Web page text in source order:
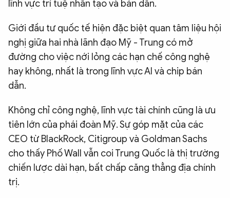
lĩnh vực trí tuệ nhân tạo và bán dẫn.
Giới đầu tư quốc tế hiện đặc biệt quan tâm liệu hội
nghị giữa hai nhà lãnh đạo Mỹ - Trung có mở
đường cho việc nới lỏng các hạn chế công nghệ
hay không, nhất là trong lĩnh vực AI và chip bán
dẫn.
Không chỉ công nghệ, lĩnh vực tài chính cũng là ưu
tiên lớn của phái đoàn Mỹ. Sự góp mặt của các
CEO từ BlackRock, Citigroup và Goldman Sachs
cho thấy Phố Wall vẫn coi Trung Quốc là thị trường
chiến lược dài hạn, bất chấp căng thẳng địa chính
trị.